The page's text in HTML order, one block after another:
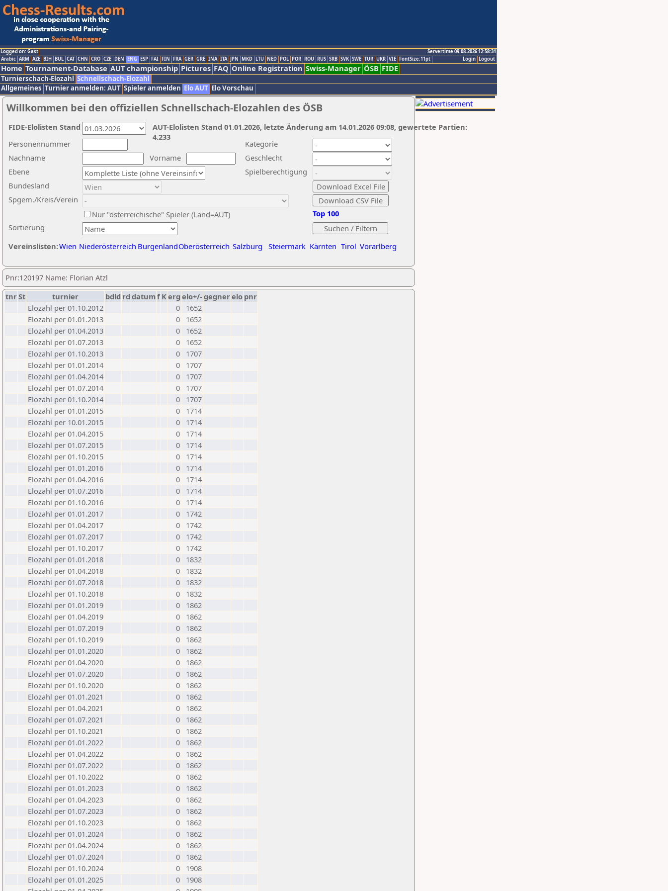
Logged on: Gast
Servertime 09.08.2026 12:58:31
Logout
Login
Arabic ARM AZE BIH BUL CAT CHN CRO CZE DEN ENG ESP FAI FIN FRA GER GRE INA ITA JPN MKD LTU NED POL POR ROU RUS SRB SVK SWE TUR UKR VIE FontSize:11pt
Home Tournament-Database AUT championship Pictures FAQ Online Registration Swiss-Manager ÖSB FIDE
Turnierschach-Elozahl Schnellschach-Elozahl
Allgemeines Turnier anmelden: AUT Spieler anmelden Elo AUT Elo Vorschau
Willkommen bei den offiziellen Schnellschach-Elozahlen des ÖSB
Nachname
Vorname
Ebene
Kategorie
Sortierung
Personennummer
Bundesland
Spgem./Kreis/Verein
Geschlecht
Nur "österreichische" Spieler (Land=AUT)
Spielberechtigung
Vereinslisten:Wien Niederösterreich BurgenlandOberösterreich Salzburg Steiermark Kärnten Tirol Vorarlberg
Top 100
AUT-Elolisten Stand 01.01.2026, letzte Änderung am 14.01.2026 09:08, gewertete Partien:
4.233
FIDE-Elolisten Stand
Pnr:120197 Name: Florian Atzl
tnrSt turnier bdld rd datumf Kerg elo+/-gegnerelo pnr
Elozahl per 01.10.2012
0
1652
Elozahl per 01.01.2013
0
1652
Elozahl per 01.04.2013
0
1652
Elozahl per 01.07.2013
0
1652
Elozahl per 01.10.2013
0
1707
Elozahl per 01.01.2014
0
1707
Elozahl per 01.04.2014
0
1707
Elozahl per 01.07.2014
0
1707
Elozahl per 01.10.2014
0
1707
Elozahl per 01.01.2015
0
1714
Elozahl per 10.01.2015
0
1714
Elozahl per 01.04.2015
0
1714
Elozahl per 01.07.2015
0
1714
Elozahl per 01.10.2015
0
1714
Elozahl per 01.01.2016
0
1714
Elozahl per 01.04.2016
0
1714
Elozahl per 01.07.2016
0
1714
Elozahl per 01.10.2016
0
1714
Elozahl per 01.01.2017
0
1742
Elozahl per 01.04.2017
0
1742
Elozahl per 01.07.2017
0
1742
Elozahl per 01.10.2017
0
1742
Elozahl per 01.01.2018
0
1832
Elozahl per 01.04.2018
0
1832
Elozahl per 01.07.2018
0
1832
Elozahl per 01.10.2018
0
1832
Elozahl per 01.01.2019
0
1862
Elozahl per 01.04.2019
0
1862
Elozahl per 01.07.2019
0
1862
Elozahl per 01.10.2019
0
1862
Elozahl per 01.01.2020
0
1862
Elozahl per 01.04.2020
0
1862
Elozahl per 01.07.2020
0
1862
Elozahl per 01.10.2020
0
1862
Elozahl per 01.01.2021
0
1862
Elozahl per 01.04.2021
0
1862
Elozahl per 01.07.2021
0
1862
Elozahl per 01.10.2021
0
1862
Elozahl per 01.01.2022
0
1862
Elozahl per 01.04.2022
0
1862
Elozahl per 01.07.2022
0
1862
Elozahl per 01.10.2022
0
1862
Elozahl per 01.01.2023
0
1862
Elozahl per 01.04.2023
0
1862
Elozahl per 01.07.2023
0
1862
Elozahl per 01.10.2023
0
1862
Elozahl per 01.01.2024
0
1862
Elozahl per 01.04.2024
0
1862
Elozahl per 01.07.2024
0
1862
Elozahl per 01.10.2024
0
1908
Elozahl per 01.01.2025
0
1908